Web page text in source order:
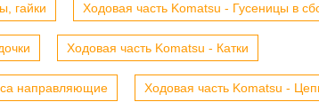
гайки Ходовая часть Komatsu - Гусеницы в
Ходовая часть Komatsu - Катки
направляющие Ходовая часть Komatsu -